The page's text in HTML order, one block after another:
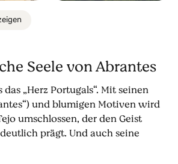
Seele von Abrantes
„Herz Portugals“. Mit seinen
und blumigen Motiven wird
umschlossen, der den Geist
prägt. Und auch seine